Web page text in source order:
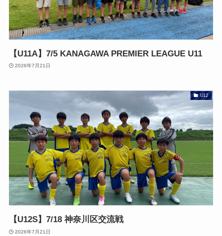
【U11A】7/5 KANAGAWA PREMIER LEAGUE U11
2026年7月21日
U12
【U12S】7/18 神奈川区交流戦
2026年7月21日